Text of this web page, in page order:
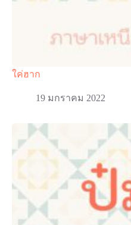
ใค่ฮาก
19 มกราคม 2022